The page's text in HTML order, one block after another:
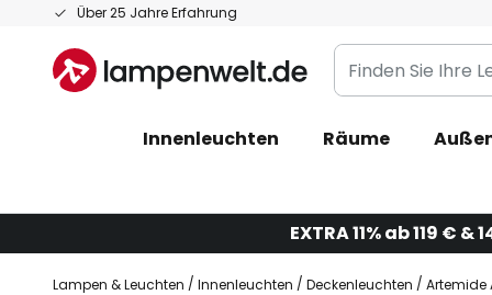
Über 25 Jahre Erfahrung
Zum
springen
Finden
Sie
Leuchte...
Innenleuchten Räume
EXTRA 11% ab 119 € &
Lampen & Leuchten Innenleuchten Deckenleuchten Artemide